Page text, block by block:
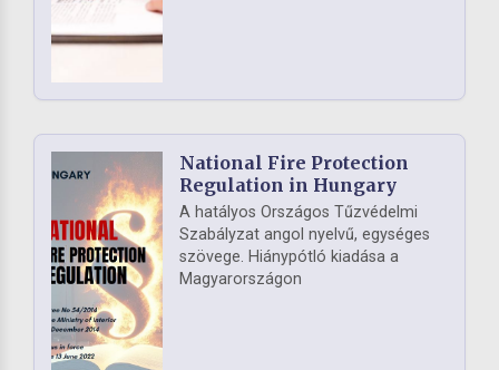
National Fire Protection
Regulation in Hungary
A hatályos Országos Tűzvédelmi
Szabályzat angol nyelvű, egységes
szövege. Hiánypótló kiadása a
Magyarországon